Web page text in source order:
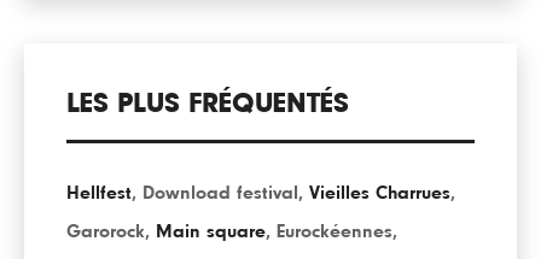
LES PLUS FRÉQUENTÉS
Hellfest, Download festival , Vieilles Charrues,
Garorock, Main square, Eurockéennes,